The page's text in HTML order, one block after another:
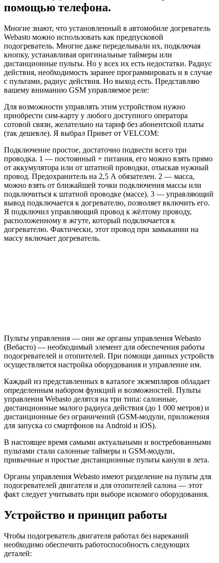
помощью телефона.
Многие знают, что установленный в автомобиле догреватель
Webasto можно использовать как предпусковой
подогреватель. Многие даже переделывали их, подключая
кнопку, устанавливая оригинальные таймеры или
дистанционные пульты. Но у всех их есть недостатки. Радиус
действия, необходимость заранее программировать и в случае
с пультами, радиус действия. Но выход есть. Представляю
вашему вниманию GSM управляемое реле:
Для возможности управлять этим устройством нужно
приобрести сим-карту у любого доступного оператора
сотовой связи, желательно на тариф без абонентской платы
(так дешевле). Я выбрал Привет от VELCOM:
Подключение простое, достаточно подвести всего три
проводка. 1 — постоянный + питания, его можно взять прямо
от аккумулятора или от штатной проводки, отыскав нужный
провод. Предохранитель на 2,5 А обязателен. 2 — масса,
можно взять от ближайшей точки подключения массы или
подключиться к штатной проводке (массе). 3 — управляющий
вывод подключается к догревателю, позволяет включить его.
Я подключил управляющий провод к жёлтому проводу,
расположенному в жгуте, который подключается к
догревателю. Фактически, этот провод при замыкании на
массу включает догреватель.
Пульты управления — они же органы управления Webasto
(Вебасто) — необходимый элемент для обеспечения работы
подогревателей и отопителей. При помощи данных устройств
осуществляется настройка оборудования и управление им.
Каждый из представленных в каталоге экземпляров обладает
определенным набором функций и возможностей. Пульты
управления Webasto делятся на три типа: салонные,
дистанционные малого радиуса действия (до 1 000 метров) и
дистанционные без ограничений (GSM-модули, приложения
для запуска со смартфонов на Android и iOS).
В настоящее время самыми актуальными и востребованными
пультами стали салонные таймеры и GSM-модули,
привычные и простые дистанционные пульты канули в лета.
Органы управления Webasto имеют разделение на пульты для
подогревателей двигателя и для отопителей салона — этот
факт следует учитывать при выборе искомого оборудования.
Устройство и принцип работы
Чтобы подогреватель двигателя работал без нареканий
необходимо обеспечить работоспособность следующих
деталей: